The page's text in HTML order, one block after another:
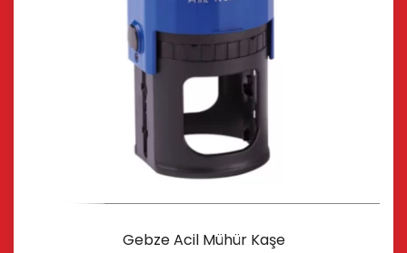
Gebze Acil Mühür Kaşe